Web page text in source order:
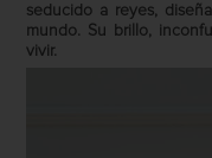
seducido a reyes,
mundo. Su brillo,
vivir.